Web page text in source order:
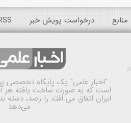
منابع درخواست پویش خبر
"اخبار علمی" یک پایگاه تخصصی
است که به صورت ساخت یافته هر
ایران اتفاق می افتد را رصد، دسته
می‌دهد